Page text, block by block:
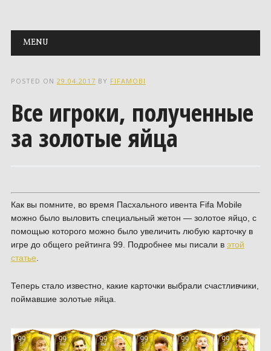
Main menu
Skip to content
MENU
POSTED ON 29.04.2017 BY FIFAMOBI
Все игроки, полученные
за золотые яйца
Как вы помните, во время Пасхального ивента Fifa Mobile
можно было выловить специальный жетон — золотое яйцо, с
помощью которого можно было увеличить любую карточку в
игре до общего рейтинга 99. Подробнее мы писали в этой
статье
Теперь стало известно, какие карточки выбрали счастливчики,
поймавшие золотые яйца.